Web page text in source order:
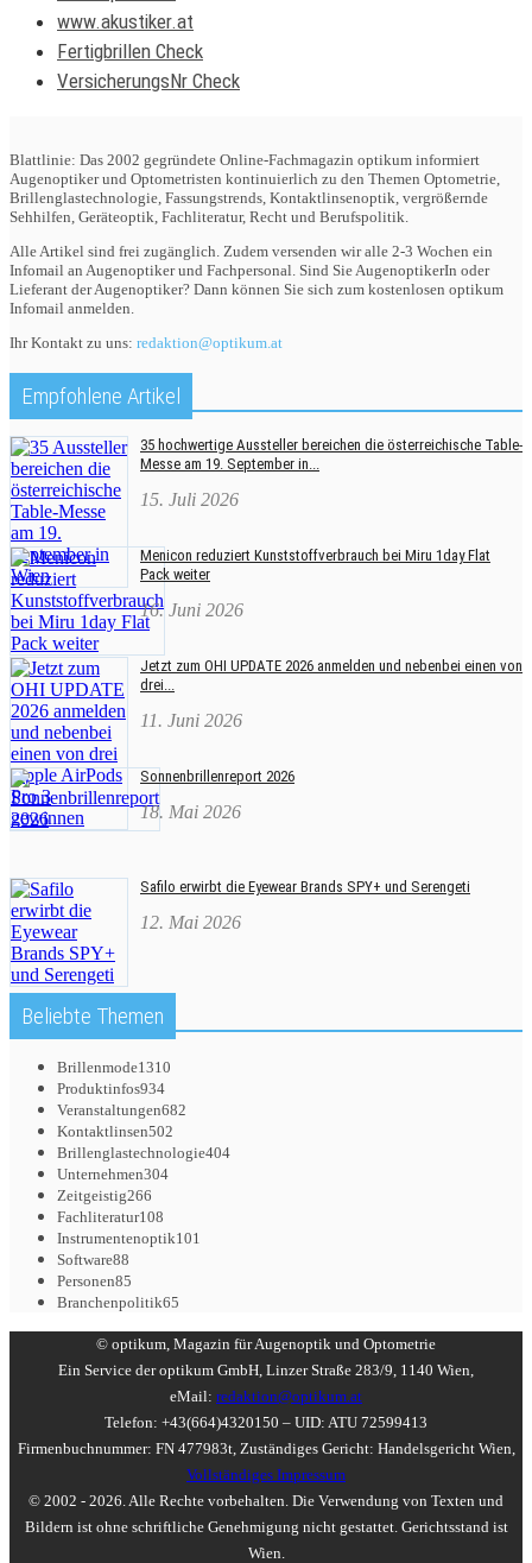
www.akustiker.at
Fertigbrillen Check
VersicherungsNr Check
Blattlinie: Das 2002 gegründete Online-Fachmagazin optikum informiert
Augenoptiker und Optometristen kontinuierlich zu den Themen Optometrie,
Brillenglastechnologie, Fassungstrends, Kontaktlinsenoptik, vergrößernde
Sehhilfen, Geräteoptik, Fachliteratur, Recht und Berufspolitik.
Alle Artikel sind frei zugänglich. Zudem versenden wir alle 2-3 Wochen ein
Infomail an Augenoptiker und Fachpersonal. Sind Sie AugenoptikerIn oder
Lieferant der Augenoptiker? Dann können Sie sich zum kostenlosen optikum
Infomail anmelden.
Ihr Kontakt zu uns: redaktion@optikum.at
Empfohlene Artikel
35 hochwertige Aussteller bereichen die österreichische Table-
Messe am 19. September in...
15. Juli 2026
Menicon reduziert Kunststoffverbrauch bei Miru 1day Flat
Pack weiter
16. Juni 2026
Jetzt zum OHI UPDATE 2026 anmelden und nebenbei einen von
drei...
11. Juni 2026
Sonnenbrillenreport 2026
18. Mai 2026
Safilo erwirbt die Eyewear Brands SPY+ und Serengeti
12. Mai 2026
Beliebte Themen
Brillenmode1310
Produktinfos934
Veranstaltungen682
Kontaktlinsen502
Brillenglastechnologie404
Unternehmen304
Zeitgeistig266
Fachliteratur108
Instrumentenoptik101
Software88
Personen85
Branchenpolitik65
© optikum, Magazin für Augenoptik und Optometrie
Ein Service der optikum GmbH, Linzer Straße 283/9, 1140 Wien,
eMail: redaktion@optikum.at
Telefon: +43(664)4320150 – UID: ATU 72599413
Firmenbuchnummer: FN 477983t, Zuständiges Gericht: Handelsgericht Wien,
Vollständiges Impressum
© 2002 - 2026. Alle Rechte vorbehalten. Die Verwendung von Texten und
Bildern ist ohne schriftliche Genehmigung nicht gestattet. Gerichtsstand ist
Wien.